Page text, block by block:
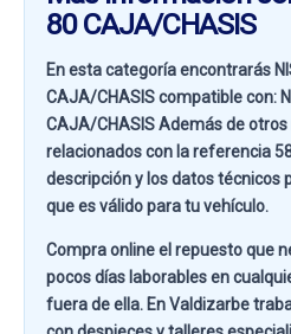
80 CAJA/CHASIS
En esta categoría encontrarás
CAJA/CHASIS compatible con:
CAJA/CHASISAdemás de
relacionados con la referencia
descripción y los datos técnicos
que es válido para tu vehículo.
Compra online el repuesto que
pocos días laborables en
fuera de ella. EnValdizarbe